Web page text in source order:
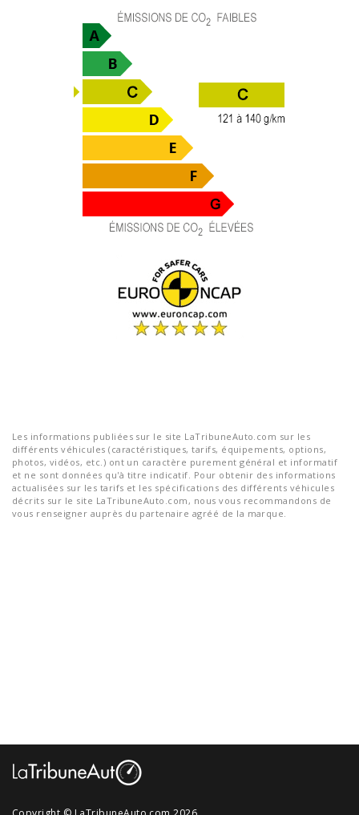
Les informations publiées sur le site LaTribuneAuto.com sur les
différents véhicules (caractéristiques, tarifs, équipements, options,
photos, vidéos, etc.) ont un caractère purement général et informatif
et ne sont données qu'à titre indicatif. Pour obtenir des informations
actualisées sur les tarifs et les spécifications des différents véhicules
décrits sur le site LaTribuneAuto.com, nous vous recommandons de
vous renseigner auprès du partenaire agréé de la marque.